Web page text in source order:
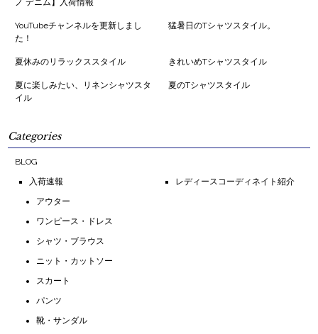
YouTubeチャンネルを更新しまし
た！
猛暑日のTシャツスタイル。
夏休みのリラックススタイル きれいめTシャツスタイル
夏に楽しみたい、リネンシャツスタ
イル
夏のTシャツスタイル
Categories
BLOG
入荷速報
アウター
ワンピース・ドレス
シャツ・ブラウス
ニット・カットソー
スカート
パンツ
靴・サンダル
レディースコーディネイト紹介